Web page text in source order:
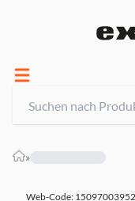
»
Web-Code: 15097003952